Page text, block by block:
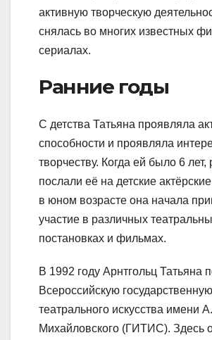
активную творческую
снялась во многих известных
сериалах.
Ранние годы
С детства Татьяна проявляла
способности и проявляла
творчеству. Когда ей было 6 лет,
послали её на детские
в юном возрасте она начала
участие в различных
постановках и фильмах.
В 1992 году Арнтгольц Татьяна
Всероссийскую
театрального искусства имени
Михайловского (ГИТИС). Здесь